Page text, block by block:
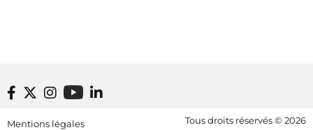
Footer bottom
Mentions légales
Tous droits réservés © 2026